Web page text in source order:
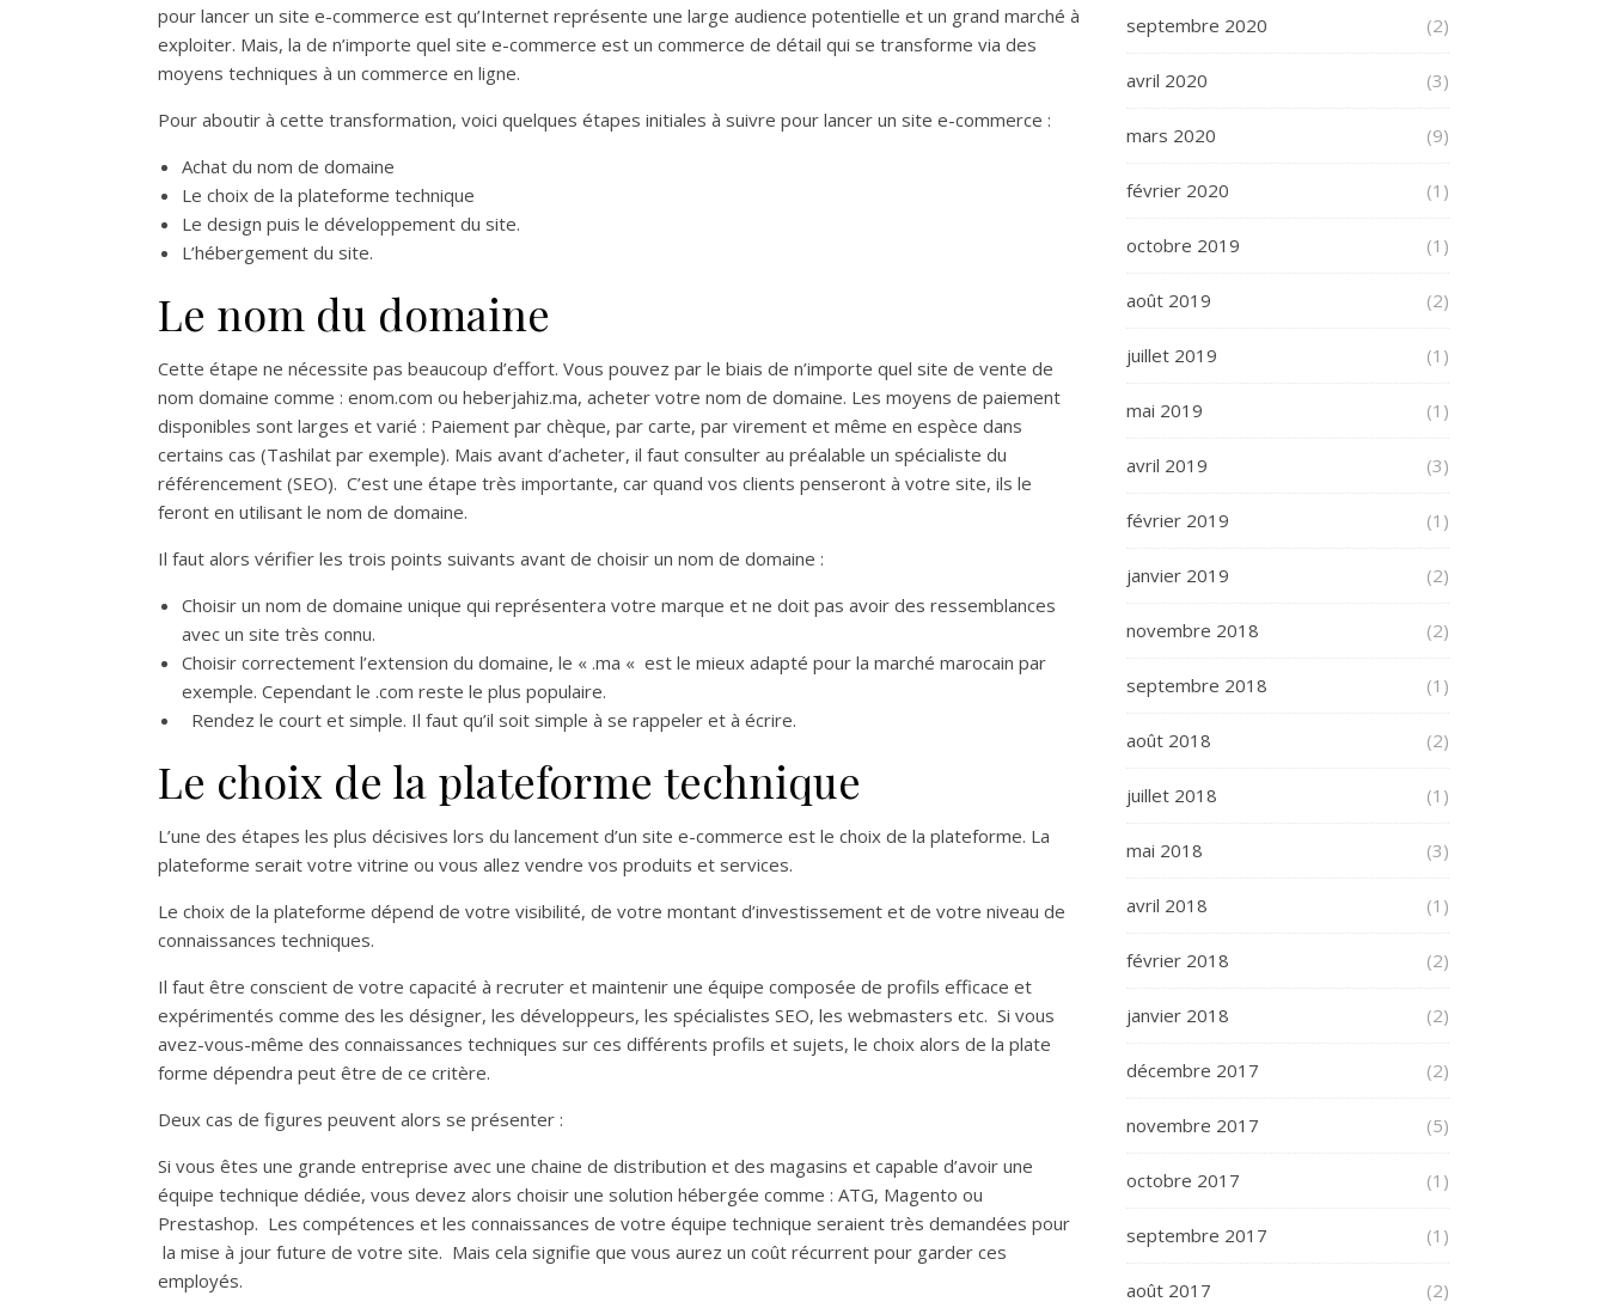
pour lancer un site e-commerce est qu’Internet représente une large audience potentielle et un grand marché à
exploiter. Mais, la de n’importe quel site e-commerce est un commerce de détail qui se transforme via des
moyens techniques à un commerce en ligne.
Pour aboutir à cette transformation, voici quelques étapes initiales à suivre pour lancer un site e-commerce :
Achat du nom de domaine
Le choix de la plateforme technique
Le design puis le développement du site.
L’hébergement du site.
Le nom du domaine
Cette étape ne nécessite pas beaucoup d’effort. Vous pouvez par le biais de n’importe quel site de vente de
nom domaine comme : enom.com ou heberjahiz.ma, acheter votre nom de domaine. Les moyens de paiement
disponibles sont larges et varié : Paiement par chèque, par carte, par virement et même en espèce dans
certains cas (Tashilat par exemple). Mais avant d’acheter, il faut consulter au préalable un spécialiste du
référencement (SEO). C’est une étape très importante, car quand vos clients penseront à votre site, ils le
feront en utilisant le nom de domaine.
Il faut alors vérifier les trois points suivants avant de choisir un nom de domaine :
Choisir un nom de domaine unique qui représentera votre marque et ne doit pas avoir des ressemblances
avec un site très connu.
Choisir correctement l’extension du domaine, le « .ma « est le mieux adapté pour la marché marocain par
exemple. Cependant le .com reste le plus populaire.
Rendez le court et simple. Il faut qu’il soit simple à se rappeler et à écrire.
Le choix de la plateforme technique
L’une des étapes les plus décisives lors du lancement d’un site e-commerce est le choix de la plateforme. La
plateforme serait votre vitrine ou vous allez vendre vos produits et services.
Le choix de la plateforme dépend de votre visibilité, de votre montant d’investissement et de votre niveau de
connaissances techniques.
Il faut être conscient de votre capacité à recruter et maintenir une équipe composée de profils efficace et
expérimentés comme des les désigner, les développeurs, les spécialistes SEO, les webmasters etc. Si vous
avez-vous-même des connaissances techniques sur ces différents profils et sujets, le choix alors de la plate
forme dépendra peut être de ce critère.
Deux cas de figures peuvent alors se présenter :
Si vous êtes une grande entreprise avec une chaine de distribution et des magasins et capable d’avoir une
équipe technique dédiée, vous devez alors choisir une solution hébergée comme : ATG, Magento ou
Prestashop. Les compétences et les connaissances de votre équipe technique seraient très demandées pour
la mise à jour future de votre site. Mais cela signifie que vous aurez un coût récurrent pour garder ces
employés.
septembre 2020 (2)
avril 2020 (3)
mars 2020 (9)
février 2020 (1)
octobre 2019 (1)
août 2019 (2)
juillet 2019 (1)
mai 2019 (1)
avril 2019 (3)
février 2019 (1)
janvier 2019 (2)
novembre 2018 (2)
septembre 2018 (1)
août 2018 (2)
juillet 2018 (1)
mai 2018 (3)
avril 2018 (1)
février 2018 (2)
janvier 2018 (2)
décembre 2017 (2)
novembre 2017 (5)
octobre 2017 (1)
septembre 2017 (1)
août 2017 (2)